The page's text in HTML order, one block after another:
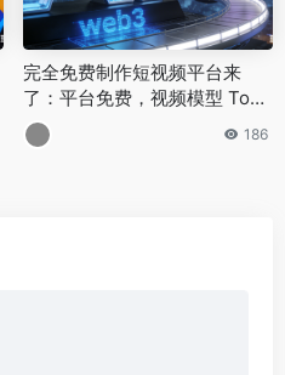
完全免费制作短视频平台来
了：平台免费，视频模型 Toke
n 免费，只需要一个故事
186